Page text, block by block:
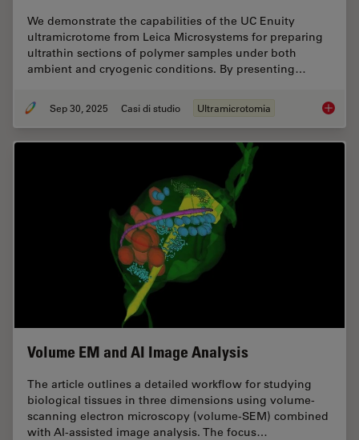
We demonstrate the capabilities of the UC Enuity
ultramicrotome from Leica Microsystems for preparing
ultrathin sections of polymer samples under both
ambient and cryogenic conditions. By presenting…
Sep 30, 2025 Casi di studio Ultramicrotomia
Volume EM and AI Image Analysis
The article outlines a detailed workflow for studying
biological tissues in three dimensions using volume-
scanning electron microscopy (volume-SEM) combined
with AI-assisted image analysis. The focus…